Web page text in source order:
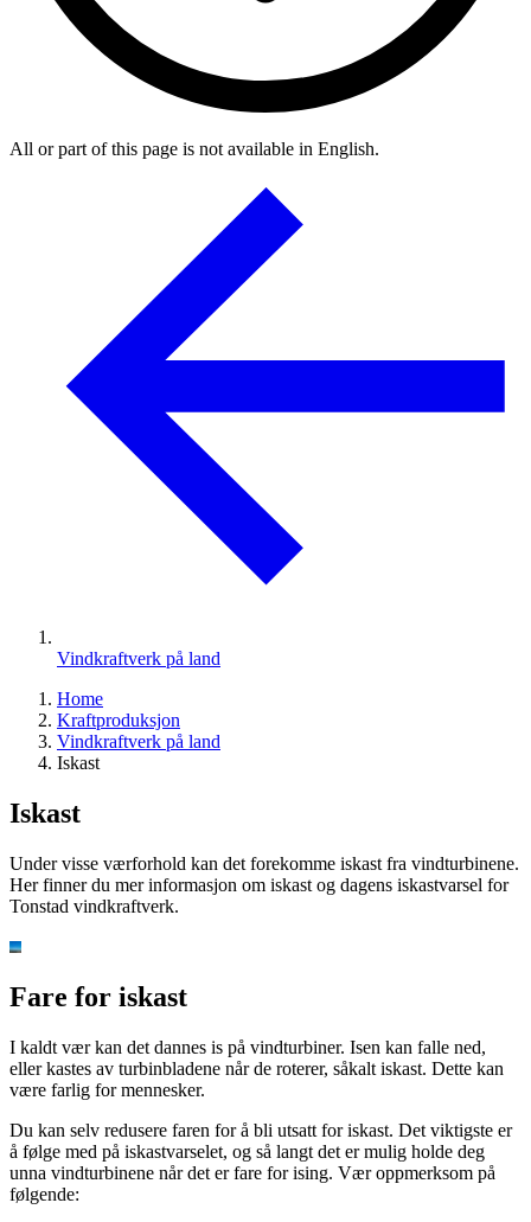
All or part of this page is not available in English.
Vindkraftverk på land
Home
Kraftproduksjon
Vindkraftverk på land
Iskast
Iskast
Under visse værforhold kan det forekomme iskast fra vindturbinene.
Her finner du mer informasjon om iskast og dagens iskastvarsel for
Tonstad vindkraftverk.
Fare for iskast
I kaldt vær kan det dannes is på vindturbiner. Isen kan falle ned,
eller kastes av turbinbladene når de roterer, såkalt iskast. Dette kan
være farlig for mennesker.
Du kan selv redusere faren for å bli utsatt for iskast. Det viktigste er
å følge med på iskastvarselet, og så langt det er mulig holde deg
unna vindturbinene når det er fare for ising. Vær oppmerksom på
følgende: